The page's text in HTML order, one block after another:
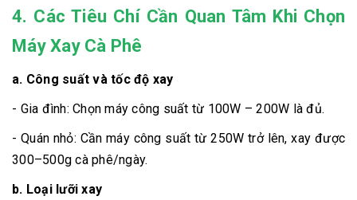
4. Các Tiêu Chí Cần Quan Tâm Khi Chọn
Máy Xay Cà Phê
a. Công suất và tốc độ xay
- Gia đình: Chọn máy công suất từ 100W – 200W là đủ.
- Quán nhỏ: Cần máy công suất từ 250W trở lên, xay được
300–500g cà phê/ngày.
b. Loại lưỡi xay